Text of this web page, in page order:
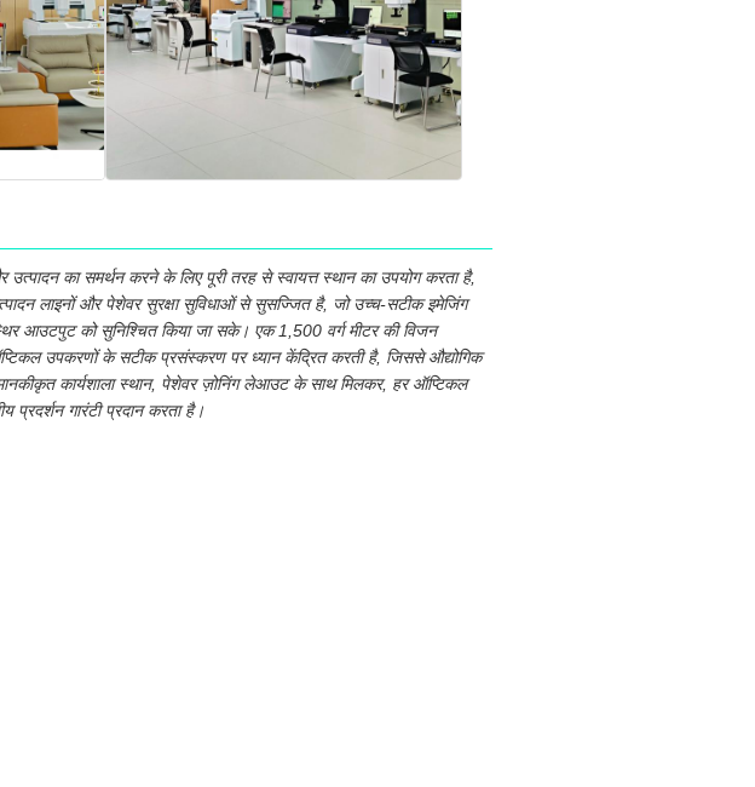
का समर्थन करने के लिए पूरी तरह से स्वायत्त स्थान का उपयोग करता है,
लाइनों और पेशेवर सुरक्षा सुविधाओं से सुसज्जित है, जो उच्च-सटीक इमेजिंग
आउटपुट को सुनिश्चित किया जा सके। एक 1,500 वर्ग मीटर की विजन
उपकरणों के सटीक प्रसंस्करण पर ध्यान केंद्रित करती है, जिससे औद्योगिक
कार्यशाला स्थान, पेशेवर ज़ोनिंग लेआउट के साथ मिलकर, हर ऑप्टिकल
प्रदर्शन गारंटी प्रदान करता है।